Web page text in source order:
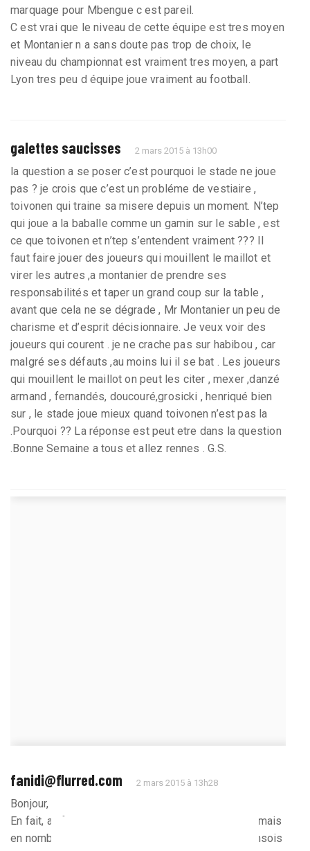
marquage pour Mbengue c est pareil.
C est vrai que le niveau de cette équipe est tres moyen
et Montanier n a sans doute pas trop de choix, le
niveau du championnat est vraiment tres moyen, a part
Lyon tres peu d équipe joue vraiment au football.
galettes saucisses 2 mars 2015 à 13h00
la question a se poser c’est pourquoi le stade ne joue
pas ? je crois que c’est un probléme de vestiaire ,
toivonen qui traine sa misere depuis un moment. N’tep
qui joue a la baballe comme un gamin sur le sable , est
ce que toivonen et n’tep s’entendent vraiment ??? Il
faut faire jouer des joueurs qui mouillent le maillot et
virer les autres ,a montanier de prendre ses
responsabilités et taper un grand coup sur la table ,
avant que cela ne se dégrade , Mr Montanier un peu de
charisme et d’esprit décisionnaire. Je veux voir des
joueurs qui courent . je ne crache pas sur habibou , car
malgré ses défauts ,au moins lui il se bat . Les joueurs
qui mouillent le maillot on peut les citer , mexer ,danzé
armand , fernandés, doucouré,grosicki , henriqué bien
sur , le stade joue mieux quand toivonen n’est pas la
.Pourquoi ?? La réponse est peut etre dans la question
.Bonne Semaine a tous et allez rennes . G.S.
fanidi@flurred.com 2 mars 2015 à 13h28
Bonjour,
En fait, au final, Kombouaré peut dire ce qu’il veut, mais
en nombre d’occasions franche devant les but, Lensois